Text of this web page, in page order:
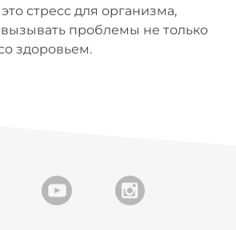
стресс для организма,
проблемы не только
здоровьем.